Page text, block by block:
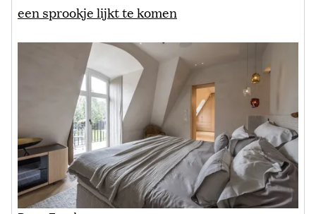
een sprookje lijkt te komen